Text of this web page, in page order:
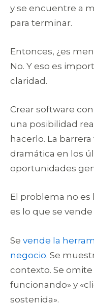
y se encuentre a
para terminar.
Entonces, ¿es
No. Y eso es
claridad.
Crear software
una posibilidad
hacerlo. La
dramática en los
oportunidades
El problema no es
es lo que se
Se vende la
negocio. Se
contexto. Se
funcionando» y
sostenida».